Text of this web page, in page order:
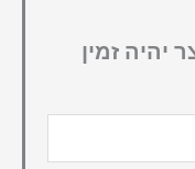
יהיה זמין